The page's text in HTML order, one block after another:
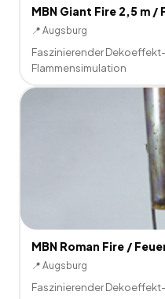
MBN Giant Fire 2,5 m
📍 Augsburg
Faszinierender
Flammensimulation
MBN Roman Fire /
📍 Augsburg
Faszinierender